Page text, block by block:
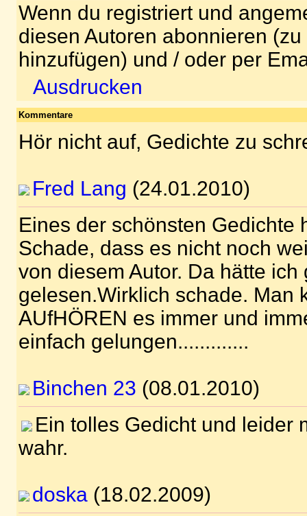
Wenn du registriert und
diesen Autoren abonnieren
hinzufügen) und / oder per
Ausdrucken
Kommentare
Hör nicht auf, Gedichte zu
Fred Lang (24.01.2010)
Eines der schönsten Gedichte
Schade, dass es nicht noch
von diesem Autor. Da hätte
gelesen.Wirklich schade. Man
AUfHÖREN es immer und
einfach gelungen.............
Binchen 23 (08.01.2010)
Ein tolles Gedicht und leider
wahr.
doska (18.02.2009)